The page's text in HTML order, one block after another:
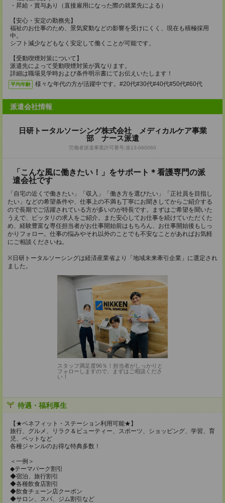
・昇給・賞与あり（直接雇用になった際の就業先による）
【安心・安定の勤務先】
福祉のお仕事のため、景気変動などの影響を受けにくく、現在も積極採用
中。
シフト減少などもなく安定して働くことが可能です。
【受動喫煙対策について】
派遣先によって受動喫煙対策が異なります。
詳細は職場見学時および条件明示書にてお伝えいたします！
平均年齢 様々な年代の方が活躍中です。#20代#30代#40代#50代#60代
派遣会社情報
日研トータルソーシング株式会社 メディカルケア事業
部 ナース派遣
労働者派遣事業許可番号:派13-060060
「こんな風に働きたい！」をサポート＊看護専門の派
遣会社です
「自宅の近くで働きたい」「収入」「働き方を選びたい」「正社員を目指し
たい」などの希望条件や、仕事上の不満も丁寧にお聞きしてからご紹介する
ので長期でご活躍されている方が多いのが特長です。まずはご希望を聞いた
うえで、ピッタリの求人をご紹介。また安心してお仕事を続けていただくた
め、経験豊富な専任担当者がお仕事開始前はもちろん、お仕事開始後もしっ
かりフォロー。仕事の悩みやそれ以外のことでも不安なことがあればお気軽
にご相談くださいね。
※日研トータルソーシングは経済産業省より「地域未来牽引企業」に選定され
ました。
スタッフ満足度96％！担当者がしっかりと
フォローしますので、まずはご相談くださ
い！
待遇・福利厚生
【★ベネフィット・ステーション利用可能★】
旅行、グルメ、リラク＆ビューティー、スポーツ、ショッピング、学習、育
児、ペットなど
各種ジャンルのお得な特典多数！
＜一例＞
◆テーマパーク割引
◆宿泊、旅行割引
◆各種飲食店割引
◆飲食チェーン店クーポン
◆サロン、スパ、ジム割引など